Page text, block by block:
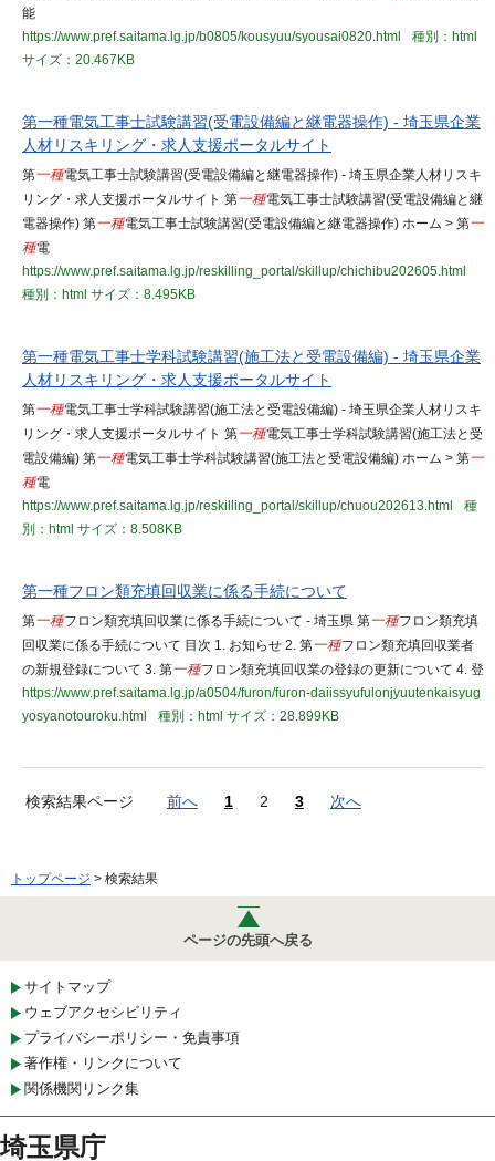
能
https://www.pref.saitama.lg.jp/b0805/kousyuu/syousai0820.html
種別：html
サイズ：20.467KB
第一種電気工事士試験講習(受電設備編と継電器操作) - 埼玉県企業
人材リスキリング・求人支援ポータルサイト
第一種電気工事士試験講習(受電設備編と継電器操作) - 埼玉県企業人材リスキ
リング・求人支援ポータルサイト 第一種電気工事士試験講習(受電設備編と継
電器操作) 第一種電気工事士試験講習(受電設備編と継電器操作) ホーム > 第一
種電
https://www.pref.saitama.lg.jp/reskilling_portal/skillup/chichibu202605.html
種別：html サイズ：8.495KB
第一種電気工事士学科試験講習(施工法と受電設備編) - 埼玉県企業
人材リスキリング・求人支援ポータルサイト
第一種電気工事士学科試験講習(施工法と受電設備編) - 埼玉県企業人材リスキ
リング・求人支援ポータルサイト 第一種電気工事士学科試験講習(施工法と受
電設備編) 第一種電気工事士学科試験講習(施工法と受電設備編) ホーム > 第一
種電
https://www.pref.saitama.lg.jp/reskilling_portal/skillup/chuou202613.html
種
別：html サイズ：8.508KB
第一種フロン類充填回収業に係る手続について
第一種フロン類充填回収業に係る手続について - 埼玉県 第一種フロン類充填
回収業に係る手続について 目次 1. お知らせ 2. 第一種フロン類充填回収業者
の新規登録について 3. 第一種フロン類充填回収業の登録の更新について 4. 登
https://www.pref.saitama.lg.jp/a0504/furon/furon-daiissyufulonjyuutenkaisyug
yosyanotouroku.html
種別：html サイズ：28.899KB
検索結果ページ 前へ 1 2 3 次へ
トップページ > 検索結果
ページの先頭へ戻る
サイトマップ
ウェブアクセシビリティ
プライバシーポリシー・免責事項
著作権・リンクについて
関係機関リンク集
埼玉県庁